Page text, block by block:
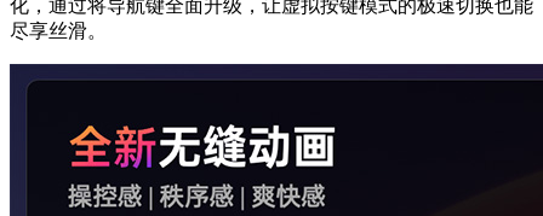
化，通过将导航键全面升级，让虚拟按键模式的极速切换也能
尽享丝滑。